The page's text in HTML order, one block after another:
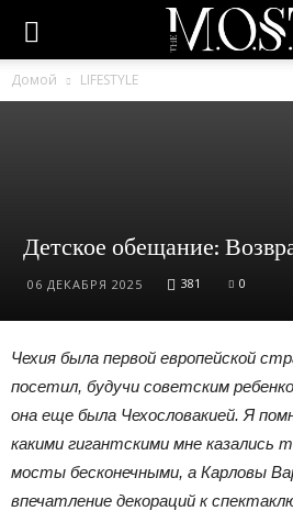
Домой LIFESTYLE
Детское обещание:
06 ДЕКАБРЯ 2025 381 0
Чехия была первой европейской
посетил, будучи советским
она еще была Чехословакией. Я
какими гигантскими мне казались
мосты бесконечными, а Карловы
впечатление декораций к